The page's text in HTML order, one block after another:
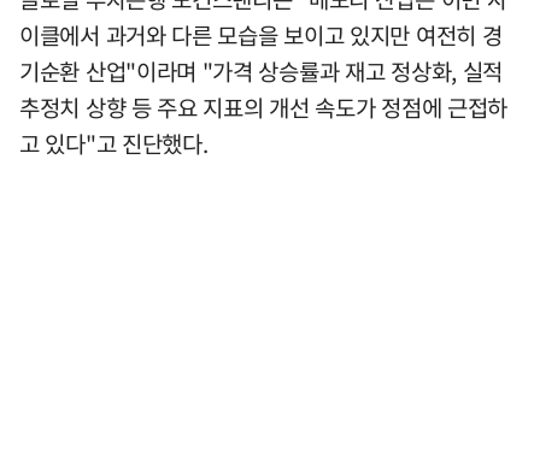
이클에서 과거와 다른 모습을 보이고 있지만 여전히 경
기순환 산업"이라며 "가격 상승률과 재고 정상화, 실적
추정치 상향 등 주요 지표의 개선 속도가 정점에 근접하
고 있다"고 진단했다.